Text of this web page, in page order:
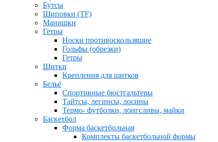
Бутсы
Шиповки (TF)
Манишки
Гетры
Носки противоскользящие
Гольфы (обрезки)
Гетры
Щитки
Крепления для щитков
Бельё
Спортивные бюстгальтеры
Тайтсы, легинсы, лосины
Термо- футболки, лонгсливы, майки
Баскетбол
Форма баскетбольная
Комплекты баскетбольной формы